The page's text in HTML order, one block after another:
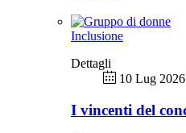
Inclusione
Dettagli
10 Lug 2026
I vincenti del